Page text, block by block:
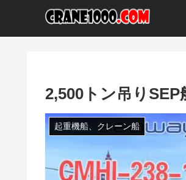
2,500トン吊り
起重機船、クレーン船